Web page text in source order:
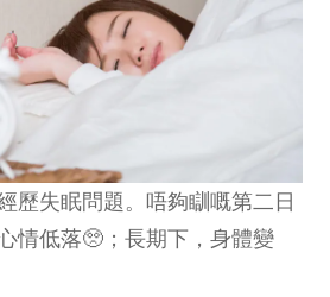
歷失眠問題。唔夠瞓嘅第二日
情低落🥺；長期下，身體變